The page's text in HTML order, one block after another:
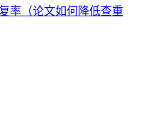
率（论文如何降低查重